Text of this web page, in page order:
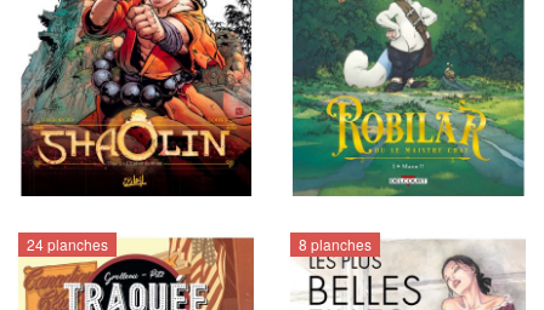
24 planches 8 planches